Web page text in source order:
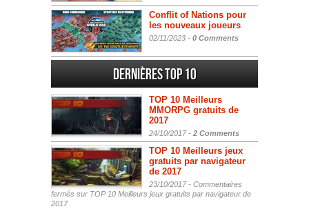
Conflit of Nations pour
les nouveaux joueurs
02/11/2023 - 0 Comments
Dernières Top 10
TOP 10 Meilleurs
MMORPG gratuits de
2017
24/10/2017 - 2 Comments
TOP 10 Meilleurs jeux
gratuits par navigateur
de 2017
23/10/2017 - Commentaires
fermés sur TOP 10 Meilleurs jeux gratuits par navigateur de
2017